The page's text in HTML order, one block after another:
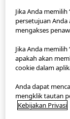
Ketentuan
Peta Lokasi
Kontak
Gambaran Umum
Jika Anda
persetujuan
mengakses
Jika Anda
apakah akan
cookie dalam
Anda dapat
mengklik tautan
Kebijakan Privasi